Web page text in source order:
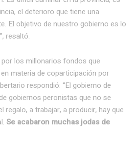
el deterioro que tiene una
El objetivo de nuestro gobierno es lo
resaltó.
los millonarios fondos que
materia de coparticipación por
respondió: “El gobierno de
gobiernos peronistas que no se
regalo, a trabajar, a producir, hay que
Se acabaron muchas jodas de